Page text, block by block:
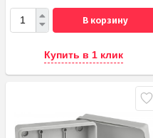
В корзину
Купить в 1 клик